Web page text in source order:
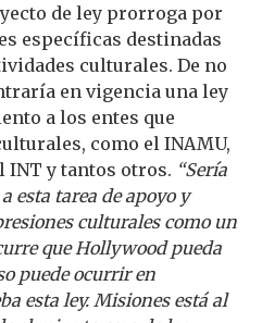
de ley prorroga por
específicas destinadas
culturales. De no
en vigencia una ley
a los entes que
como el INAMU,
INT y tantos otros. “Sería
esta tarea de apoyo y
culturales como un
que Hollywood pueda
puede ocurrir en
esta ley. Misiones está al